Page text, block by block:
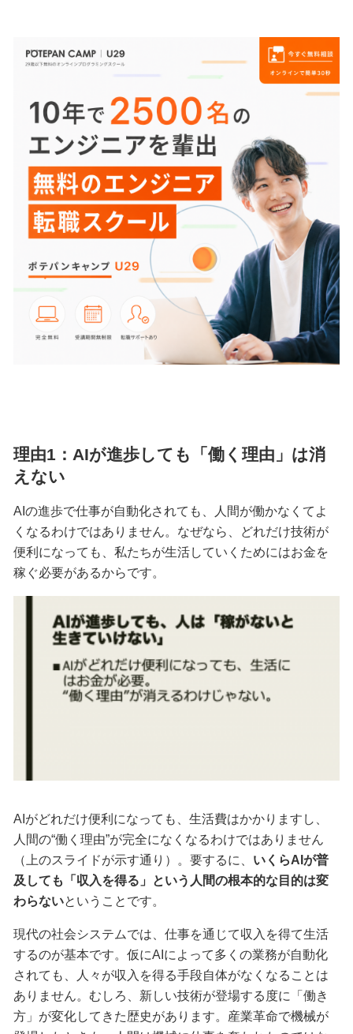
理由1：AIが進歩しても「働く理由」は消
えない
AIの進歩で仕事が自動化されても、人間が働かなくてよ
くなるわけではありません。なぜなら、どれだけ技術が
便利になっても、私たちが生活していくためにはお金を
稼ぐ必要があるからです。
AIがどれだけ便利になっても、生活費はかかりますし、
人間の“働く理由”が完全になくなるわけではありません
（上のスライドが示す通り）。要するに、 いくらAIが普
及しても「収入を得る」という人間の根本的な目的は変
わらないということです。
現代の社会システムでは、仕事を通じて収入を得て生活
するのが基本です。仮にAIによって多くの業務が自動化
されても、人々が収入を得る手段自体がなくなることは
ありません。むしろ、新しい技術が登場する度に「働き
方」が変化してきた歴史があります。産業革命で機械が